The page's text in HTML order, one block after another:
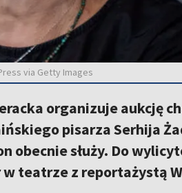
via Getty Images
organizuje aukcję
pisarza Serhija
służy. Do
teatrze z reportażystą